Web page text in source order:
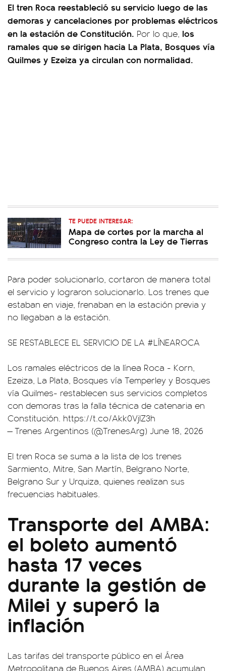
El tren Roca reestableció su servicio luego de las
demoras y cancelaciones por problemas eléctricos
en la estación de Constitución. Por lo que, los
ramales que se dirigen hacia La Plata, Bosques vía
Quilmes y Ezeiza ya circulan con normalidad.
TE PUEDE INTERESAR:
Mapa de cortes por la marcha al
Congreso contra la Ley de Tierras
Para poder solucionarlo, cortaron de manera total
el servicio y lograron solucionarlo. Los trenes que
estaban en viaje, frenaban en la estación previa y
no llegaban a la estación.
SE RESTABLECE EL SERVICIO DE LA #LÍNEAROCA
Los ramales eléctricos de la línea Roca - Korn,
Ezeiza, La Plata, Bosques vía Temperley y Bosques
vía Quilmes- restablecen sus servicios completos
con demoras tras la falla técnica de catenaria en
Constitución. https://t.co/Akk0VjIZ3h
— Trenes Argentinos (@TrenesArg) June 18, 2026
El tren Roca se suma a la lista de los trenes
Sarmiento, Mitre, San Martín, Belgrano Norte,
Belgrano Sur y Urquiza, quienes realizan sus
frecuencias habituales.
Transporte del AMBA:
el boleto aumentó
hasta 17 veces
durante la gestión de
Milei y superó la
inflación
Las tarifas del transporte público en el Área
Metropolitana de Buenos Aires (AMBA) acumulan